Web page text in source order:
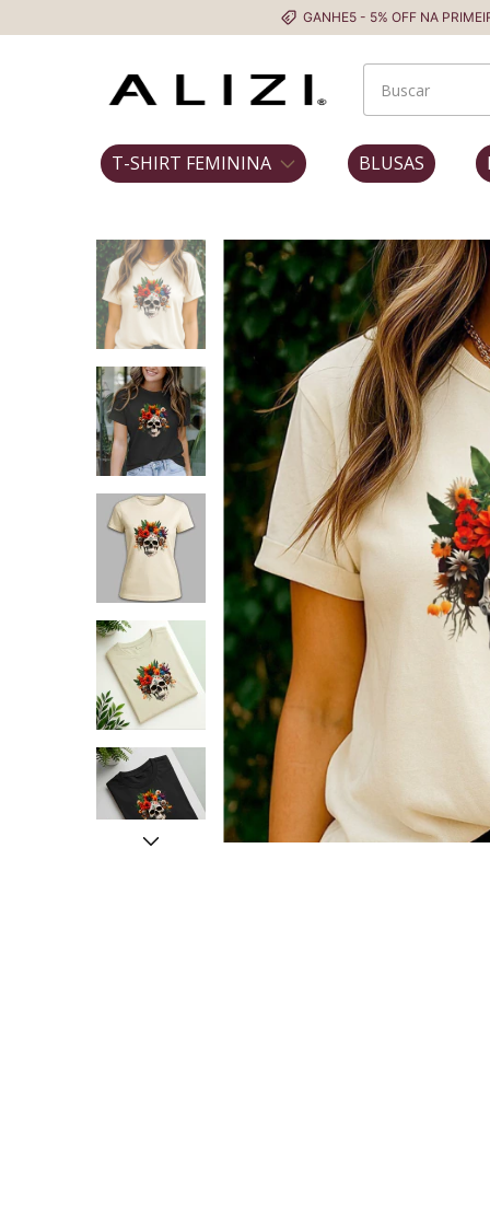
GANHE5 - 5% OFF NA PRIMEIRA COMPRA
T-SHIRT FEMININA BLUSAS